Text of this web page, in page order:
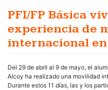
PFI/FP Básica
experiencia de
internacional
Del 29 de abril al 9 de mayo, el
Alcoy ha realizado una movilidad
Durante estos 11 días, las y los